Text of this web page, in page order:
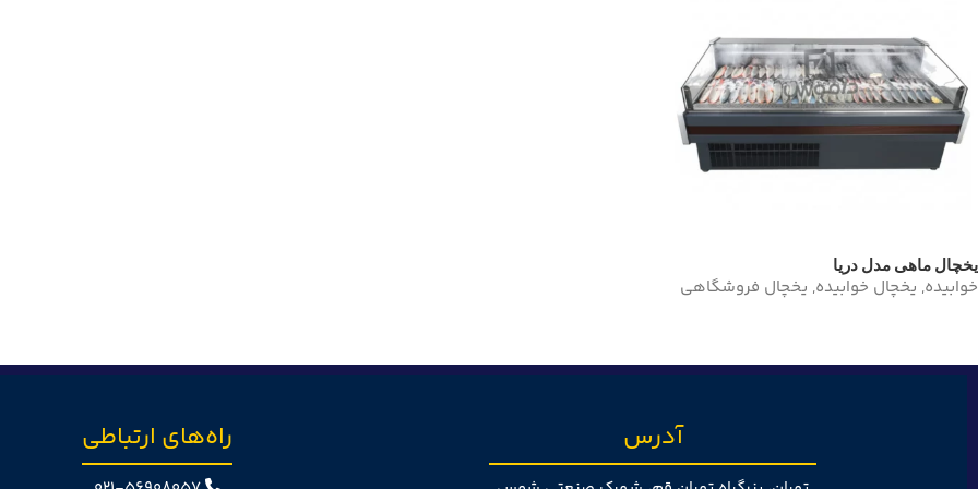
یخچال ماهی مدل دریا
خوابیده, یخچال خوابیده, یخچال فروشگاهی
آدرس راه‌های ارتباطی